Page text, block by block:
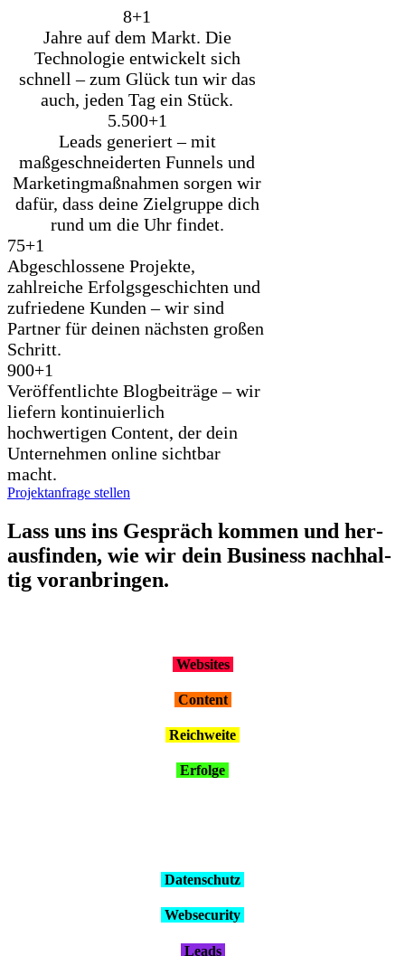
8+1
Jahre auf dem Markt. Die
Technologie entwickelt sich
schnell – zum Glück tun wir das
auch, jeden Tag ein Stück.
5.500+1
Leads generiert – mit
maßgeschneiderten Funnels und
Marketingmaßnahmen sorgen wir
dafür, dass deine Zielgruppe dich
rund um die Uhr findet.
75+1
Abgeschlossene Projekte,
zahlreiche Erfolgsgeschichten und
zufriedene Kunden – wir sind
Partner für deinen nächsten großen
Schritt.
900+1
Veröffentlichte Blogbeiträge – wir
liefern kontinuierlich
hochwertigen Content, der dein
Unternehmen online sichtbar
macht.
Projektanfrage stellen
Lass uns ins Gespräch kom­men und her­
aus­fin­den, wie wir dein Busi­ness nach­hal­
tig vor­an­brin­gen.
Web­sites
Con­tent
Reich­wei­te
Erfol­ge
Daten­schutz
Web­se­cu­ri­ty
Leads